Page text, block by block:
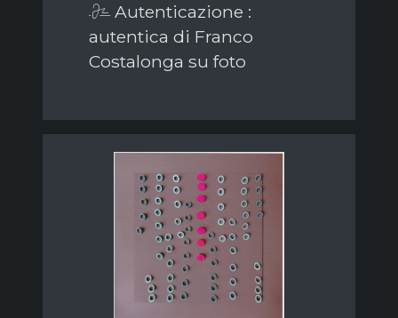
Autenticazione :
autentica di Franco
Costalonga su foto